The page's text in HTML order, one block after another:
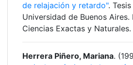
de relajación y retardo".
Universidad de Buenos Aires.
Ciencias Exactas y Naturales.
Herrera Piñero, Mariana.